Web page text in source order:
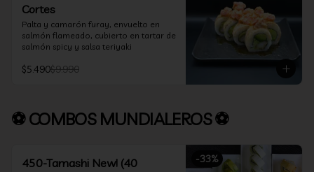
Cortes
Palta y camarón furay, envuelto en
salmón flameado, cubierto en tartar de
salmón spicy y salsa teriyaki
$5.490$9.990
⚽ COMBOS MUNDIALEROS ⚽
-33%
450-Tamashi New! (40